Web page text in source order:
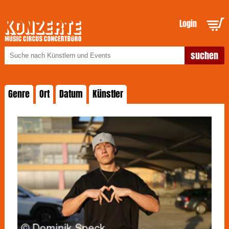
Login
Genre Ort Datum Künstler